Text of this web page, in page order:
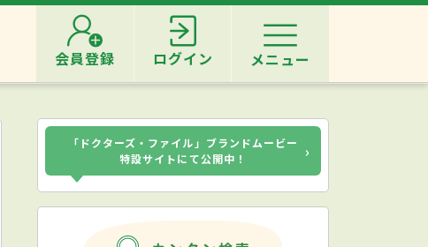
会員登録 ログイン メニュー
「ドクターズ・ファイル」ブランドムービー
特設サイトにて公開中！
›